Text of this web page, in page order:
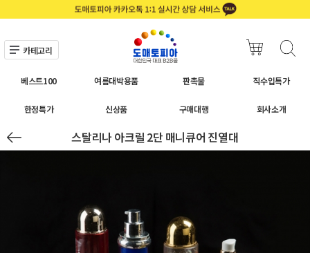
카테고리
베스트100 여름대박용품 판촉물 직수입특가
한정특가 신상품 구매대행 회사소개
스탈리나 아크릴 2단 매니큐어 진열대